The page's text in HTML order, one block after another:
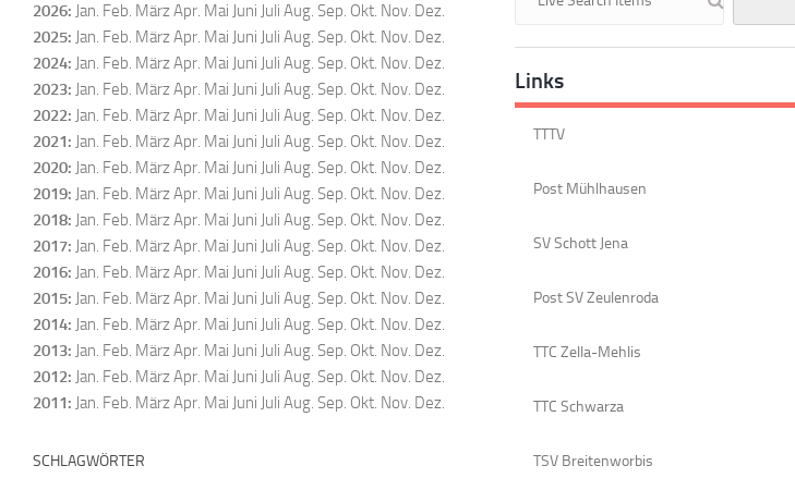
2026: Jan. Feb. MärzApr. Mai Juni Juli Aug. Sep. Okt. Nov. Dez.
2025: Jan. Feb. MärzApr. Mai Juni Juli Aug. Sep. Okt. Nov. Dez.
2024: Jan. Feb. MärzApr. Mai Juni Juli Aug. Sep. Okt. Nov. Dez.
2023: Jan. Feb. MärzApr. Mai Juni Juli Aug. Sep. Okt. Nov. Dez.
2022: Jan. Feb. MärzApr. Mai Juni Juli Aug. Sep. Okt. Nov. Dez.
2021: Jan. Feb. MärzApr. Mai Juni Juli Aug. Sep. Okt. Nov. Dez.
2020: Jan. Feb. MärzApr. Mai Juni Juli Aug. Sep. Okt. Nov. Dez.
2019: Jan. Feb. MärzApr. Mai Juni Juli Aug. Sep. Okt. Nov. Dez.
2018: Jan. Feb. MärzApr. Mai Juni Juli Aug. Sep. Okt. Nov. Dez.
2017: Jan. Feb. MärzApr. Mai Juni Juli Aug. Sep. Okt. Nov. Dez.
2016: Jan. Feb. MärzApr. Mai Juni Juli Aug. Sep. Okt. Nov. Dez.
2015: Jan. Feb. MärzApr. Mai Juni Juli Aug. Sep. Okt. Nov. Dez.
2014: Jan. Feb. MärzApr. Mai Juni Juli Aug. Sep. Okt. Nov. Dez.
2013: Jan. Feb. MärzApr. Mai Juni Juli Aug. Sep. Okt. Nov. Dez.
2012: Jan. Feb. MärzApr. Mai Juni Juli Aug. Sep. Okt. Nov. Dez.
2011: Jan. Feb. MärzApr. Mai Juni Juli Aug. Sep. Okt. Nov. Dez.
SCHLAGWÖRTER
Links
TTTV
Post Mühlhausen
SV Schott Jena
Post SV Zeulenroda
TTC Zella-Mehlis
TTC Schwarza
TSV Breitenworbis